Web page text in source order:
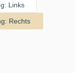
Links
Rechts